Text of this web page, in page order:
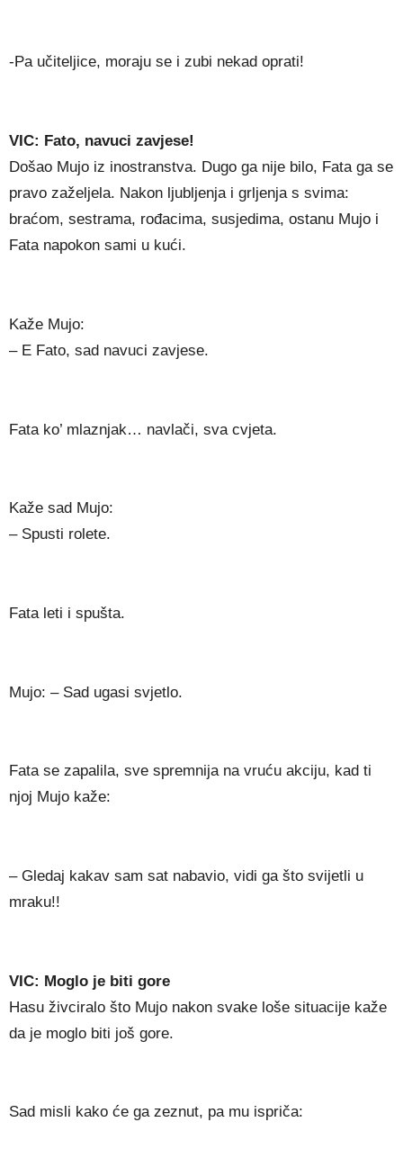
-Pa učiteljice, moraju se i zubi nekad oprati!
VIC: Fato, navuci zavjese!
Došao Mujo iz inostranstva. Dugo ga nije bilo, Fata ga se
pravo zaželjela. Nakon ljubljenja i grljenja s svima:
braćom, sestrama, rođacima, susjedima, ostanu Mujo i
Fata napokon sami u kući.
Kaže Mujo:
– E Fato, sad navuci zavjese.
Fata ko’ mlaznjak… navlači, sva cvjeta.
Kaže sad Mujo:
– Spusti rolete.
Fata leti i spušta.
Mujo: – Sad ugasi svjetlo.
Fata se zapalila, sve spremnija na vruću akciju, kad ti
njoj Mujo kaže:
– Gledaj kakav sam sat nabavio, vidi ga što svijetli u
mraku!!
VIC: Moglo je biti gore
Hasu živciralo što Mujo nakon svake loše situacije kaže
da je moglo biti još gore.
Sad misli kako će ga zeznut, pa mu ispriča: